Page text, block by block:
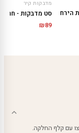
הירח
מדבקות קיר
₪89
עם קלף החלקה.